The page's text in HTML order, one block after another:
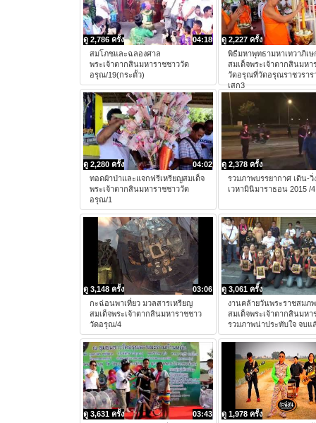
04:18
ดู 2,786 ครั้ง
สมโภชและฉลองศาล
พระเจ้าตากสินมหาราชชาววัด
อรุณ/19(กระตั้ว)
ดู 2,227 ครั้ง
พิธีมหาพุทธามหาเทวาภิเษ
สมเด็จพระเจ้าตากสินมหา
วัดอรุณที่วัดอรุณราชวราร
เสก3
04:02
ดู 2,280 ครั้ง
ทอดผ้าป่าและแจกฟรีเหรียญสมเด็จ
พระเจ้าตากสินมหาราชชาววัด
อรุณ/1
ดู 2,378 ครั้ง
รวมภาพบรรยากาศ เดิน-วิ่
เวหามินิมาราธอน 2015 /4
03:06
ดู 3,148 ครั้ง
กะฉ่อนพาเที่ยว มวลสารเหรียญ
สมเด็จพระเจ้าตากสินมหาราชชาว
วัดอรุณ/4
ดู 3,061 ครั้ง
งานคล้ายวันพระราชสมภ
สมเด็จพระเจ้าตากสินมหา
รวมภาพน่าประทับใจ จบแ
03:43
ดู 3,631 ครั้ง
ดู 1,978 ครั้ง